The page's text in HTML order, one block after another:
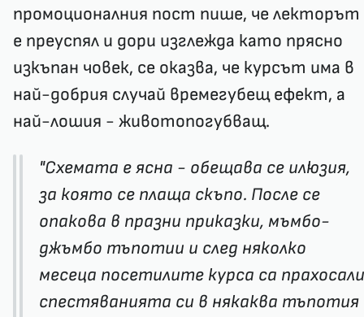
промоционалния пост пише, че лекторът
е преуспял и дори изглежда като прясно
изкъпан човек, се оказва, че курсът има в
най-добрия случай времегубещ ефект, а
най-лошия - животопогубващ.
"Схемата е ясна - обещава се илюзия,
за която се плаща скъпо. После се
опакова в празни приказки, мъмбо-
джъмбо тъпотии и след няколко
месеца посетилите курса са прахосали
спестяванията си в някаква тъпотия